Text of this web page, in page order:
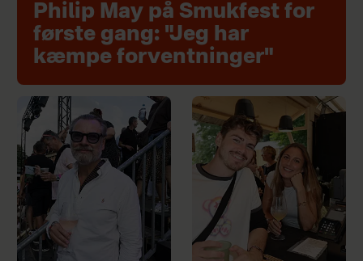
Philip May på Smukfest for
første gang: "Jeg har
kæmpe forventninger"